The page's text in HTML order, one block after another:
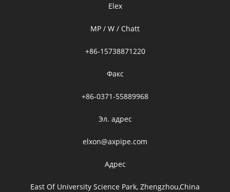
Elex
MP / W / Chatt
+86-15738871220
Факс
+86-0371-55889968
Эл. адрес
elxon@axpipe.com
Адрес
East Of University Science Park, Zhengzhou,China